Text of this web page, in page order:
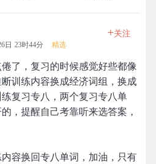
日 23时44分 精选
+关注
了，复习的时候感觉好些都像
训练内容换成经济词组，换成
复习专八，两个复习专八单
，提醒自己考靠听来选答案，
容换回专八单词，加油，只有